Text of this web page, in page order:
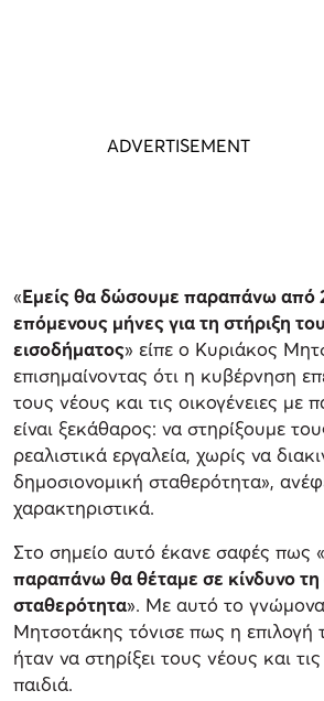
«Εμείς θα δώσουμε παραπάνω από
επόμενους μήνες για τη στήριξη
εισοδήματος» είπε ο Κυριάκος
επισημαίνοντας ότι η κυβέρνηση
τους νέους και τις οικογένειες με
είναι ξεκάθαρος: να στηρίξουμε
ρεαλιστικά εργαλεία, χωρίς να
δημοσιονομική σταθερότητα»,
χαρακτηριστικά.
Στο σημείο αυτό έκανε σαφές πως «
παραπάνω θα θέταμε σε κίνδυνο τη
σταθερότητα». Με αυτό το
Μητσοτάκης τόνισε πως η επιλογή
ήταν να στηρίξει τους νέους και τις
παιδιά.